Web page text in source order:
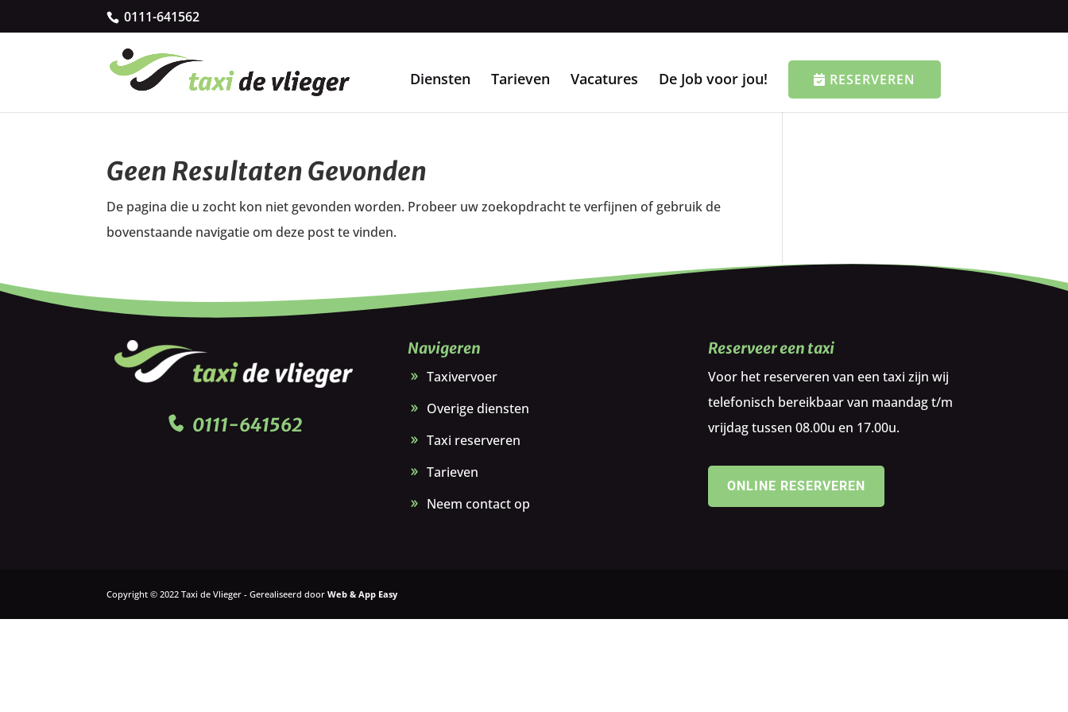
0111-641562
Diensten Tarieven Vacatures De Job voor jou! RESERVEREN
Geen Resultaten Gevonden
De pagina die u zocht kon niet gevonden worden. Probeer uw zoekopdracht te verfijnen of gebruik de
bovenstaande navigatie om deze post te vinden.
0111-641562
Navigeren
Taxivervoer
Overige diensten
Taxi reserveren
Tarieven
Neem contact op
Reserveer een taxi
Voor het reserveren van een taxi zijn wij
telefonisch bereikbaar van maandag t/m
vrijdag tussen 08.00u en 17.00u.
ONLINE RESERVEREN
Copyright © 2022 Taxi de Vlieger - Gerealiseerd doorWeb & App Easy